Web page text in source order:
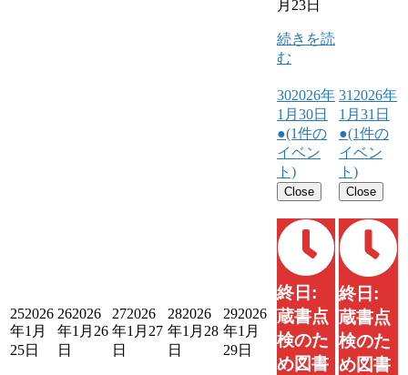
月23日
続きを読
む
252026
年1月
25日
262026
年1月26
日
272026
年1月27
日
282026
年1月28
日
292026
年1月
29日
302026年
1月30日
●(1件の
イベン
ト)
Close
終日:
蔵書点
検のた
め図書
31 2026年
1月31日
●(1件の
イベン
ト)
Close
終日:
蔵書点
検のた
め図書